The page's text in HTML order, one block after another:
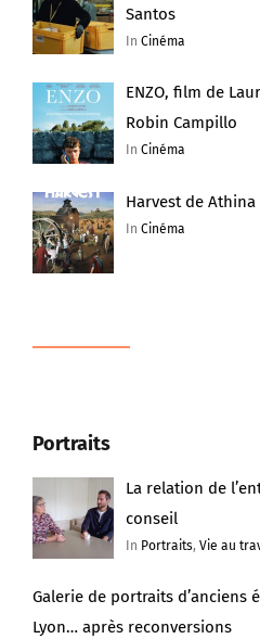
Santos
InCinéma
ENZO, film de
Robin Campillo
InCinéma
Harvest de Athina
InCinéma
Portraits
La relation de
conseil
In Portraits,Vie au
Galerie de portraits d’anciens
Lyon… après reconversions